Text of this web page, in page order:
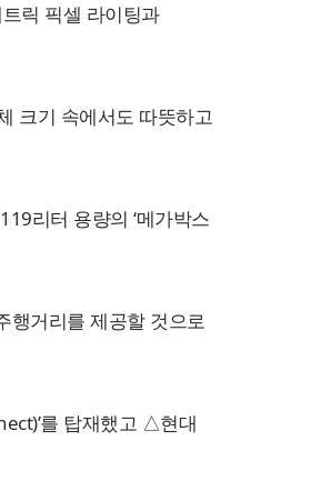
릭 픽셀 라이팅과
크기 속에서도 따뜻하고
리터 용량의 ‘메가박스
행거리를 제공할 것으로
를 탑재했고 △현대